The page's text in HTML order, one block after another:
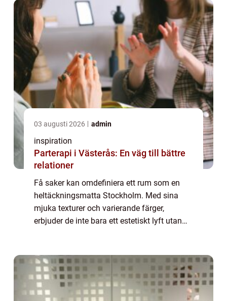
03 augusti 2026 admin
inspiration
Parterapi i Västerås: En väg till bättre
relationer
Få saker kan omdefiniera ett rum som en
heltäckningsmatta Stockholm. Med sina
mjuka texturer och varierande färger,
erbjuder de inte bara ett estetiskt lyft utan